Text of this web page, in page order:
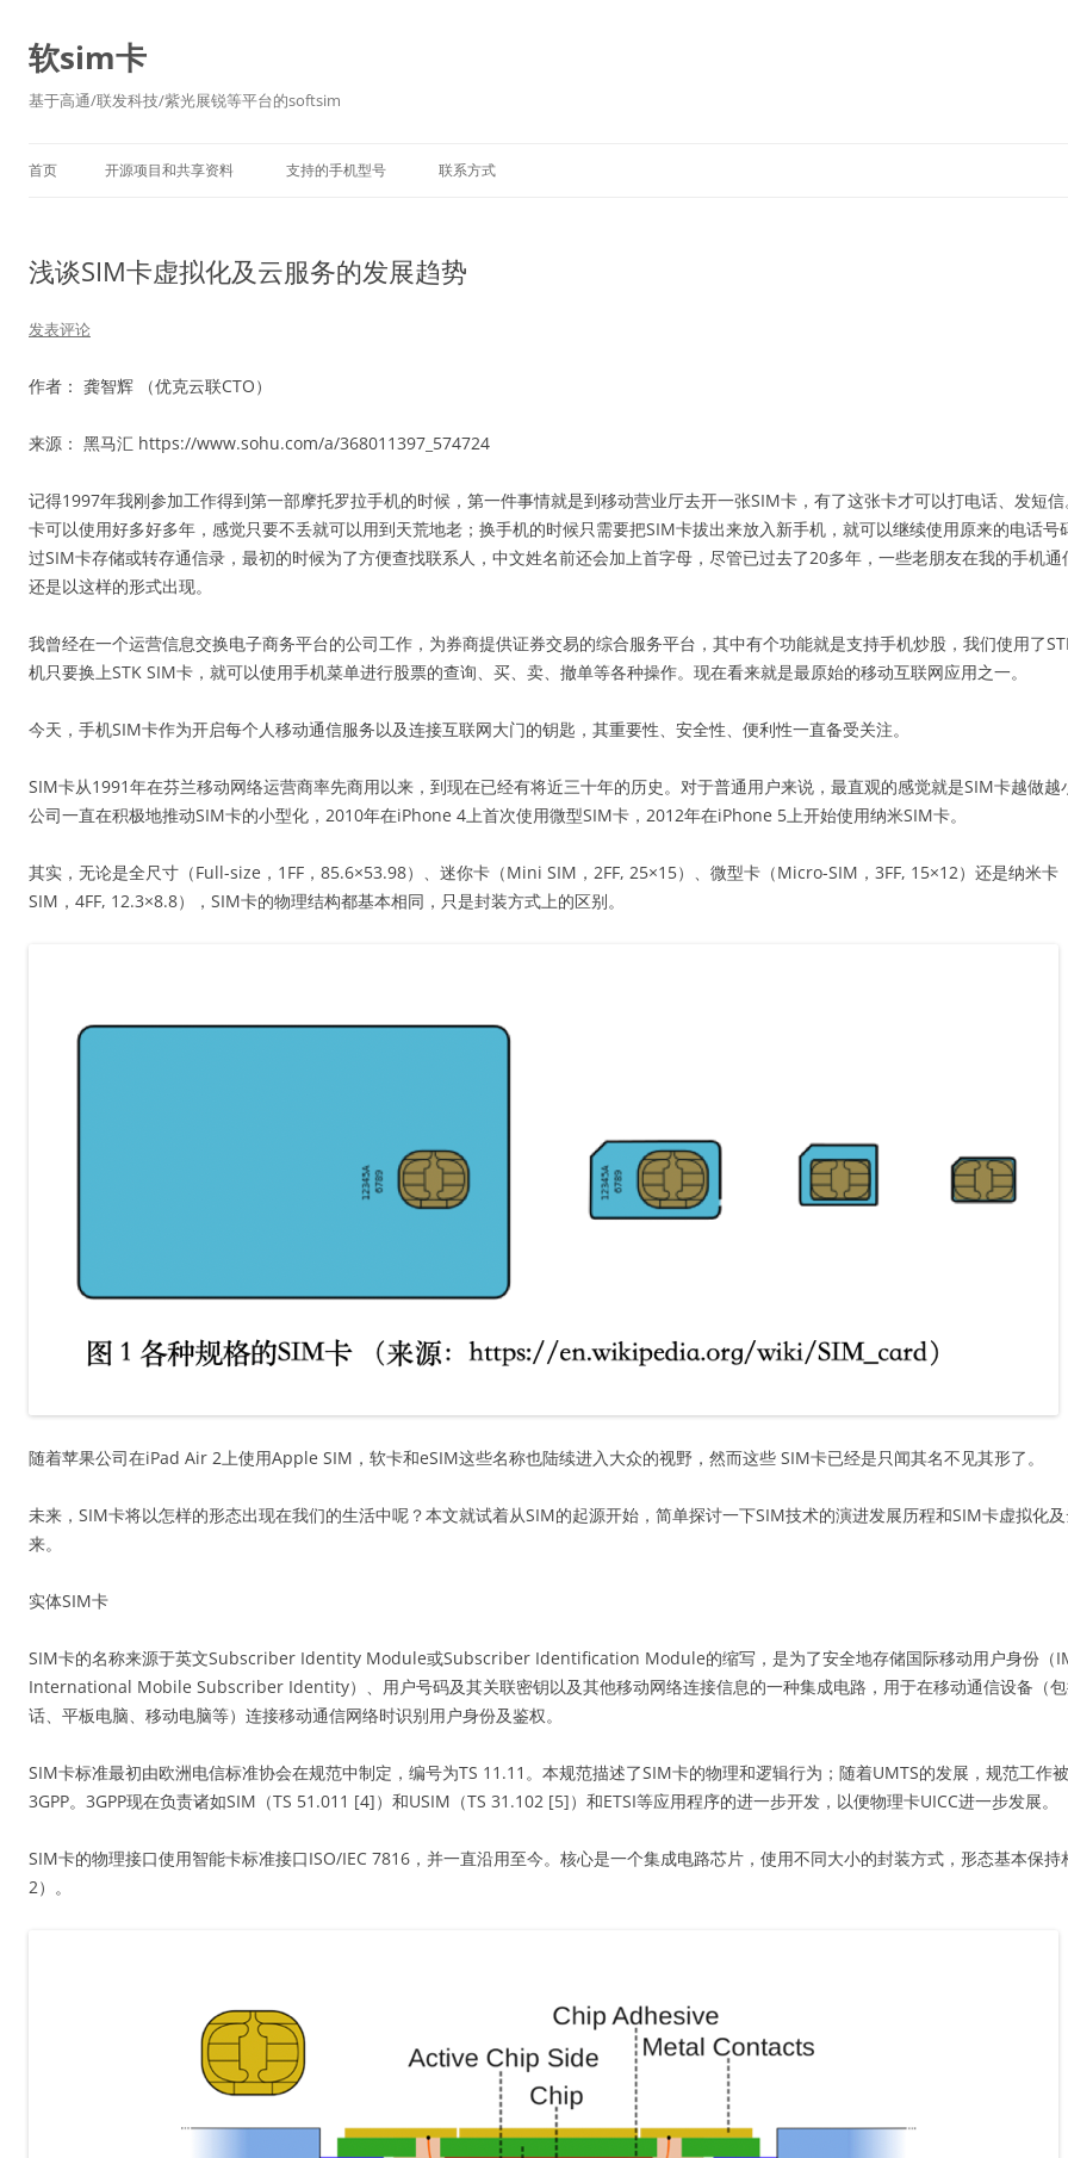
软sim卡
基于高通/联发科技/紫光展锐等平台的softsim
首页 开源项目和共享资料 支持的手机型号 联系方式
浅谈SIM卡虚拟化及云服务的发展趋势
发表评论
作者： 龚智辉 （优克云联CTO）
来源： 黑马汇 https://www.sohu.com/a/368011397_574724
记得1997年我刚参加工作得到第一部摩托罗拉手机的时候，第一件事情就是到移动营业厅去开一张SIM卡，有了这张卡才可以打电话、发短
卡可以使用好多好多年，感觉只要不丢就可以用到天荒地老；换手机的时候只需要把SIM卡拔出来放入新手机，就可以继续使用原来的电话号
过SIM卡存储或转存通信录，最初的时候为了方便查找联系人，中文姓名前还会加上首字母，尽管已过去了20多年，一些老朋友在我的手机通
还是以这样的形式出现。
我曾经在一个运营信息交换电子商务平台的公司工作，为券商提供证券交易的综合服务平台，其中有个功能就是支持手机炒股，我们使用了
机只要换上STK SIM卡，就可以使用手机菜单进行股票的查询、买、卖、撤单等各种操作。现在看来就是最原始的移动互联网应用之一。
今天，手机SIM卡作为开启每个人移动通信服务以及连接互联网大门的钥匙，其重要性、安全性、便利性一直备受关注。
SIM卡从1991年在芬兰移动网络运营商率先商用以来，到现在已经有将近三十年的历史。对于普通用户来说，最直观的感觉就是SIM卡越做
公司一直在积极地推动SIM卡的小型化，2010年在iPhone 4上首次使用微型SIM卡，2012年在iPhone 5上开始使用纳米SIM卡。
其实，无论是全尺寸（Full-size，1FF，85.6×53.98）、迷你卡（Mini SIM，2FF, 25×15）、微型卡（Micro-SIM，3FF, 15×12）还是纳米卡
SIM，4FF, 12.3×8.8），SIM卡的物理结构都基本相同，只是封装方式上的区别。
随着苹果公司在iPad Air 2上使用Apple SIM，软卡和eSIM这些名称也陆续进入大众的视野，然而这些 SIM卡已经是只闻其名不见其形了。
未来，SIM卡将以怎样的形态出现在我们的生活中呢？本文就试着从SIM的起源开始，简单探讨一下SIM技术的演进发展历程和SIM卡虚拟化
来。
实体SIM卡
SIM卡的名称来源于英文Subscriber Identity Module或Subscriber Identification Module的缩写，是为了安全地存储国际移动用户身份（
International Mobile Subscriber Identity）、用户号码及其关联密钥以及其他移动网络连接信息的一种集成电路，用于在移动通信设备（
话、平板电脑、移动电脑等）连接移动通信网络时识别用户身份及鉴权。
SIM卡标准最初由欧洲电信标准协会在规范中制定，编号为TS 11.11。本规范描述了SIM卡的物理和逻辑行为；随着UMTS的发展，规范工作
3GPP。3GPP现在负责诸如SIM（TS 51.011 [4]）和USIM（TS 31.102 [5]）和ETSI等应用程序的进一步开发，以便物理卡UICC进一步发展。
SIM卡的物理接口使用智能卡标准接口ISO/IEC 7816，并一直沿用至今。核心是一个集成电路芯片，使用不同大小的封装方式，形态基本保持
2）。